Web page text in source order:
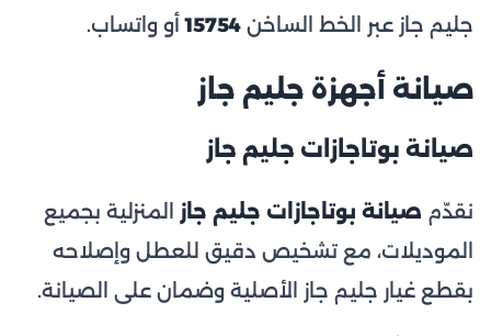
جليم جاز عبر الخط الساخن 15754أو واتساب.
صيانة أجهزة جليم جاز
صيانة بوتاجازات جليم جاز
نقدّم صيانة بوتاجازات جليم جاز المنزلية بجميع
الموديلات، مع تشخيص دقيق للعطل وإصلاحه
بقطع غيار جليم جاز الأصلية وضمان على الصيانة.